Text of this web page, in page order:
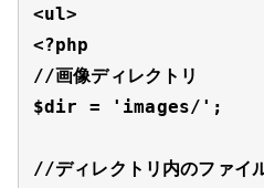
<ul>
<?php
//画像ディレクトリ
$dir = 'images/';
//ディレクトリ内のファイ